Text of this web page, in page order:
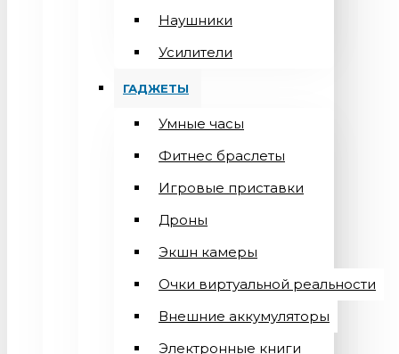
Наушники
Усилители
ГАДЖЕТЫ
Умные часы
Фитнес браслеты
Игровые приставки
Дроны
Экшн камеры
Очки виртуальной реальности
Внешние аккумуляторы
Электронные книги